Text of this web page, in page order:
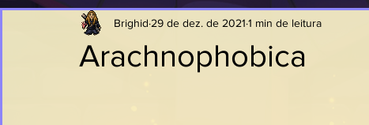
Arachnophobica
Brighid 29 de dez. de 2021 1 min de leitura